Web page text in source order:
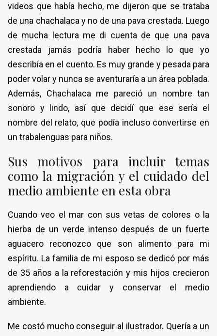
videos que había hecho, me dijeron que se trataba
de una chachalaca y no de una pava crestada. Luego
de mucha lectura me di cuenta de que una pava
crestada jamás podría haber hecho lo que yo
describía en el cuento. Es muy grande y pesada para
poder volar y nunca se aventuraría a un área poblada.
Además, Chachalaca me pareció un nombre tan
sonoro y lindo, así que decidí que ese sería el
nombre del relato, que podía incluso convertirse en
un trabalenguas para niños.
Sus motivos para incluir temas
como la migración y el cuidado del
medio ambiente en esta obra
Cuando veo el mar con sus vetas de colores o la
hierba de un verde intenso después de un fuerte
aguacero reconozco que son alimento para mi
espíritu. La familia de mi esposo se dedicó por más
de 35 años a la reforestación y mis hijos crecieron
aprendiendo a cuidar y conservar el medio
ambiente.
Me costó mucho conseguir al ilustrador. Quería a un